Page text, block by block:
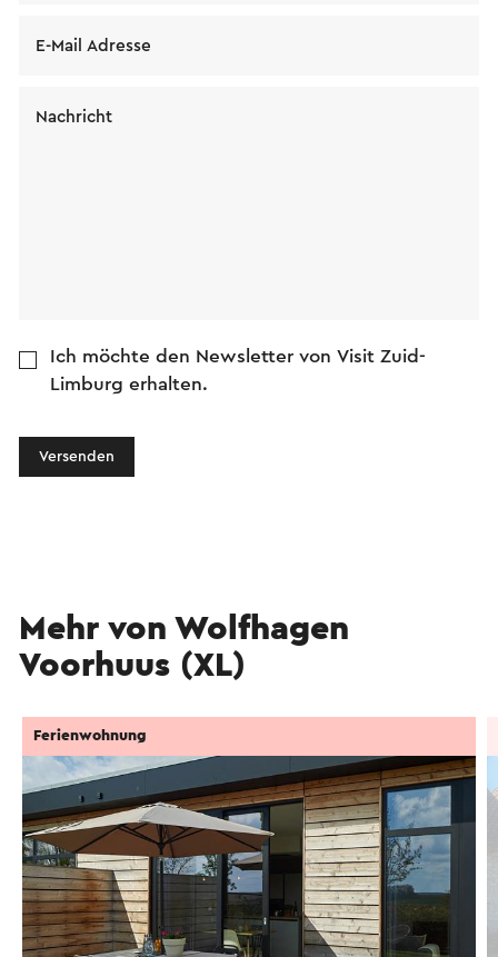
E-Mail Adresse
Nachricht
Ich möchte den Newsletter von Visit Zuid-
Limburg erhalten.
Versenden
Mehr von Wolfhagen
Voorhuus (XL)
Ferienwohnung